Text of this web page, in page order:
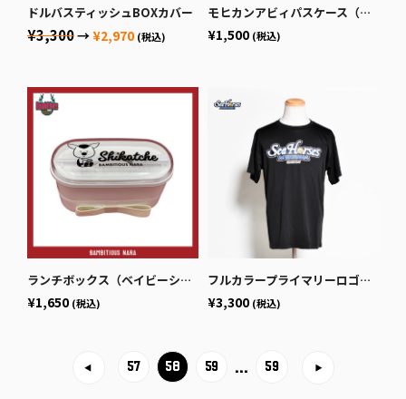
ドルバスティッシュBOXカバー
¥3,300→¥2,970 (税込)
モヒカンアビィパスケース（水色）
¥1,500 (税込)
ランチボックス（ベイビーシカッチェ）
¥1,650 (税込)
フルカラープライマリーロゴドライTシャツ ブラック
¥3,300 (税込)
57 58 59 … 59